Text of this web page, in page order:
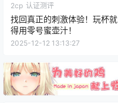
2cp 认证测评
找回真正的刺激体验！玩杯就
得用零号蜜壶汁！
2025-12-12 13:13:27